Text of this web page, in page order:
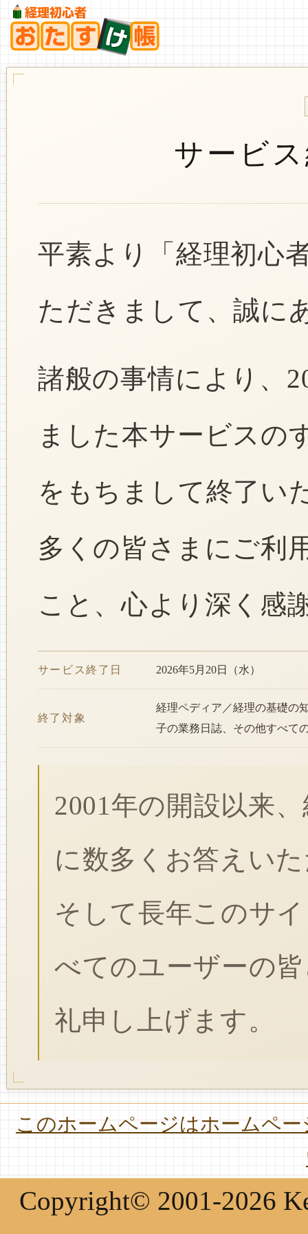
サービ
平素より「経理初心
ただきまして、誠に
諸般の事情により、
ました本サービスの
をもちまして終了い
多くの皆さまにご利
こと、心より深く感
サービス終了日 2026年5月20日（水）
終了対象
経理ペディア／経理の基礎の
子の業務日誌、その他すべて
2001年の開設以来
に数多くお答えい
そして長年このサ
べてのユーザーの
礼申し上げます。
このホームページはホームペ
Copyright© 2001-2026